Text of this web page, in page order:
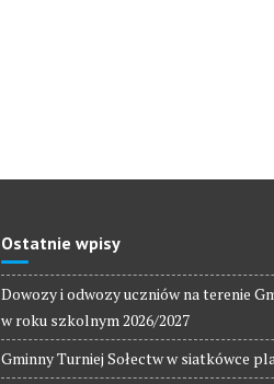
Ostatnie wpisy
Dowozy i odwozy uczniów na terenie
w roku szkolnym 2026/2027
Gminny Turniej Sołectw w siatkówce